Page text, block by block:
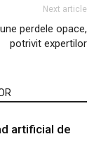
Next article
perdele opace,
potrivit expertilor
artificial de